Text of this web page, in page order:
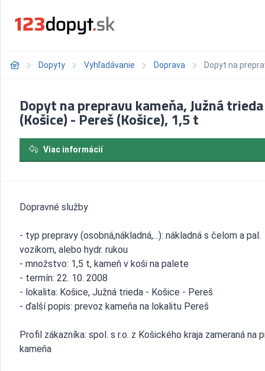
Dopyty Vyhľadávanie Doprava Dopyt na
Dopyt na prepravu kameňa, Južná trieda
(Košice) - Pereš (Košice), 1,5 t
Viac informácií
Dopravné služby
- typ prepravy (osobná,nákladná,...): nákladná s čelom a pal.
vozíkom, alebo hydr. rukou
- množstvo: 1,5 t, kameň v koši na palete
- termín: 22. 10. 2008
- lokalita: Košice, Južná trieda - Košice - Pereš
- ďalší popis: prevoz kameňa na lokalitu Pereš
Profil zákazníka: spol. s r.o. z Košického kraja zameraná na
kameňa